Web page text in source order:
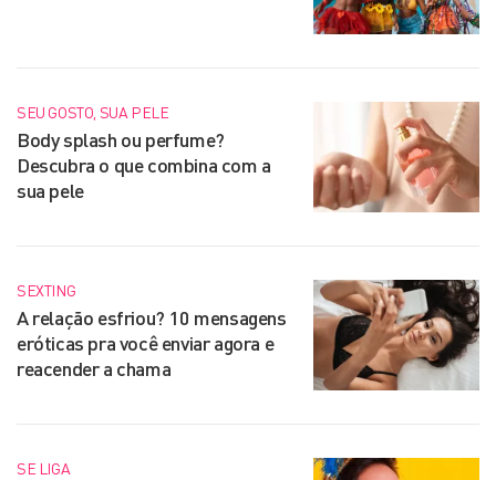
SEU GOSTO, SUA PELE
Body splash ou perfume?
Descubra o que combina com a
sua pele
SEXTING
A relação esfriou? 10 mensagens
eróticas pra você enviar agora e
reacender a chama
SE LIGA